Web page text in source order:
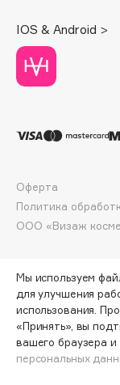
Deonica
Dessange
Dior
DP Daily Perfection
Dr. Vranjes Firenze
Dr.Jart+
DSD de Luxe
Dyson
СООБЩИТЬ О
IOS & Android >
ООО «Визаж
Оферта
Политика
Мы используем
для улучшения
использования.
«Принять», вы
вашего браузера и
персональных